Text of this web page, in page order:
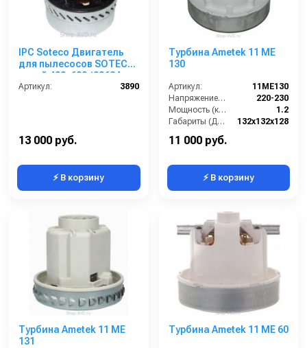
IPC Soteco Двигатель
для пылесосов SOTECO
серий 400, 600 (00624
MOMO S)
Артикул: 3890
13 000 руб.
⚡ В корзину
Турбина Ametek 11 ME
130
Артикул:
11ME130
Напряжение (В):
220-230
Мощность (кВт):
1.2
Габариты (ДхШхВ):
132х132х128
Страна-производитель:
11 000 руб.
⚡ В корзину
Турбина Ametek 11 ME
131
Турбина Ametek 11 ME 60